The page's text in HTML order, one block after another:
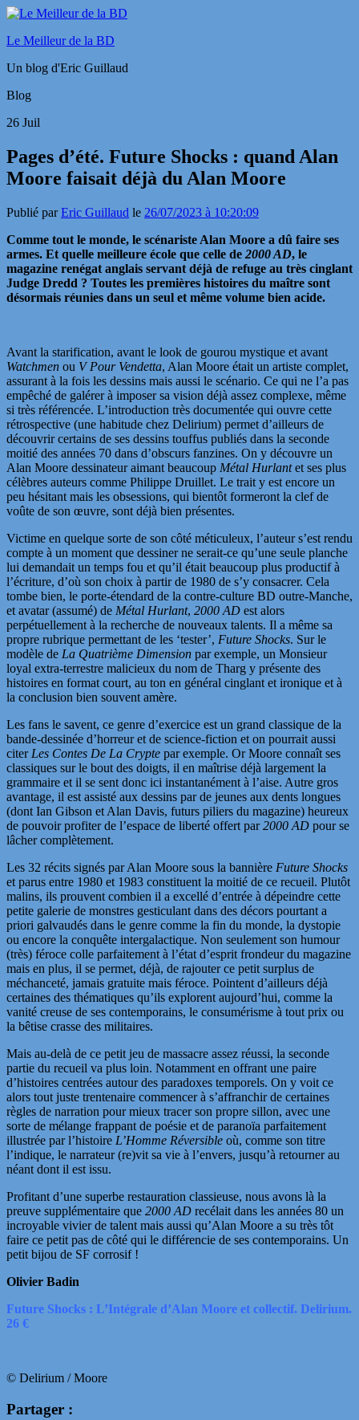
Le Meilleur de la BD
Un blog d'Eric Guillaud
Blog
26 Juil
Pages d’été. Future Shocks : quand Alan
Moore faisait déjà du Alan Moore
Publié parEric Guillaud le 26/07/2023 à 10:20:09
Comme tout le monde, le scénariste Alan Moore a dû faire ses
armes. Et quelle meilleure école que celle de 2000 AD, le
magazine renégat anglais servant déjà de refuge au très cinglant
Judge Dredd ? Toutes les premières histoires du maître sont
désormais réunies dans un seul et même volume bien acide.
Avant la starification, avant le look de gourou mystique et avant
Watchmen ou V Pour Vendetta, Alan Moore était un artiste complet,
assurant à la fois les dessins mais aussi le scénario. Ce qui ne l’a pas
empêché de galérer à imposer sa vision déjà assez complexe, même
si très référencée. L’introduction très documentée qui ouvre cette
rétrospective (une habitude chez Delirium) permet d’ailleurs de
découvrir certains de ses dessins touffus publiés dans la seconde
moitié des années 70 dans d’obscurs fanzines. On y découvre un
Alan Moore dessinateur aimant beaucoup Métal Hurlantet ses plus
célèbres auteurs comme Philippe Druillet. Le trait y est encore un
peu hésitant mais les obsessions, qui bientôt formeront la clef de
voûte de son œuvre, sont déjà bien présentes.
Victime en quelque sorte de son côté méticuleux, l’auteur s’est rendu
compte à un moment que dessiner ne serait-ce qu’une seule planche
lui demandait un temps fou et qu’il était beaucoup plus productif à
l’écriture, d’où son choix à partir de 1980 de s’y consacrer. Cela
tombe bien, le porte-étendard de la contre-culture BD outre-Manche,
et avatar (assumé) de Métal Hurlant, 2000 AD est alors
perpétuellement à la recherche de nouveaux talents. Il a même sa
propre rubrique permettant de les ‘tester’, Future Shocks. Sur le
modèle de La Quatrième Dimension par exemple, un Monsieur
loyal extra-terrestre malicieux du nom de Tharg y présente des
histoires en format court, au ton en général cinglant et ironique et à
la conclusion bien souvent amère.
Les fans le savent, ce genre d’exercice est un grand classique de la
bande-dessinée d’horreur et de science-fiction et on pourrait aussi
citer Les Contes De La Crypte par exemple. Or Moore connaît ses
classiques sur le bout des doigts, il en maîtrise déjà largement la
grammaire et il se sent donc ici instantanément à l’aise. Autre gros
avantage, il est assisté aux dessins par de jeunes aux dents longues
(dont Ian Gibson et Alan Davis, futurs piliers du magazine) heureux
de pouvoir profiter de l’espace de liberté offert par2000 AD pour se
lâcher complètement.
Les 32 récits signés par Alan Moore sous la bannière Future Shocks
et parus entre 1980 et 1983 constituent la moitié de ce recueil. Plutôt
malins, ils prouvent combien il a excellé d’entrée à dépeindre cette
petite galerie de monstres gesticulant dans des décors pourtant a
priori galvaudés dans le genre comme la fin du monde, la dystopie
ou encore la conquête intergalactique. Non seulement son humour
(très) féroce colle parfaitement à l’état d’esprit frondeur du magazine
mais en plus, il se permet, déjà, de rajouter ce petit surplus de
méchanceté, jamais gratuite mais féroce. Pointent d’ailleurs déjà
certaines des thématiques qu’ils explorent aujourd’hui, comme la
vanité creuse de ses contemporains, le consumérisme à tout prix ou
la bêtise crasse des militaires.
Mais au-delà de ce petit jeu de massacre assez réussi, la seconde
partie du recueil va plus loin. Notamment en offrant une paire
d’histoires centrées autour des paradoxes temporels. On y voit ce
alors tout juste trentenaire commencer à s’affranchir de certaines
règles de narration pour mieux tracer son propre sillon, avec une
sorte de mélange frappant de poésie et de paranoïa parfaitement
illustrée par l’histoire L’Homme Réversible où, comme son titre
l’indique, le narrateur (re)vit sa vie à l’envers, jusqu’à retourner au
néant dont il est issu.
Profitant d’une superbe restauration classieuse, nous avons là la
preuve supplémentaire que 2000 AD recélait dans les années 80 un
incroyable vivier de talent mais aussi qu’Alan Moore a su très tôt
faire ce petit pas de côté qui le différencie de ses contemporains. Un
petit bijou de SF corrosif !
Olivier Badin
Future Shocks : L’Intégrale d’Alan Moore et collectif. Delirium.
26 €
© Delirium / Moore
Partager :